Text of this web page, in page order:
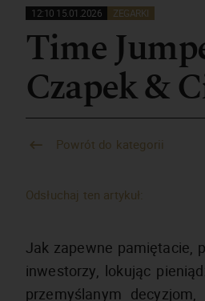
12:10 15.01.2026 ZEGARKI
Time
Czapek &
Powrót do kategorii
Odsłuchaj ten artykuł:
Jak zapewne pamiętacie,
inwestorzy, lokując
przemyślanym